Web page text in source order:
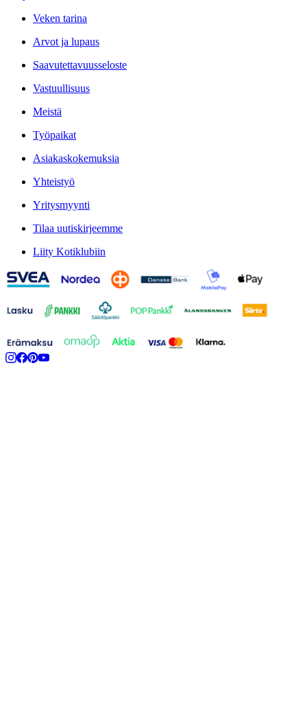
Veken tarina
Arvot ja lupaus
Saavutettavuusseloste
Vastuullisuus
Meistä
Työpaikat
Asiakaskokemuksia
Yhteistyö
Yritysmyynti
Tilaa uutiskirjeemme
Liity Kotiklubiin